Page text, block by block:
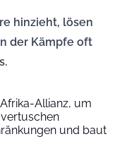
hinzieht, lösen
der Kämpfe oft
Allianz, um
und baut